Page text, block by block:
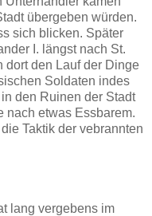
übergeben würden.
sich blicken. Später
I. längst nach St.
dort den Lauf der Dinge
Soldaten indes
den Ruinen der Stadt
nach etwas Essbarem.
Taktik der vebrannten
lang vergebens im